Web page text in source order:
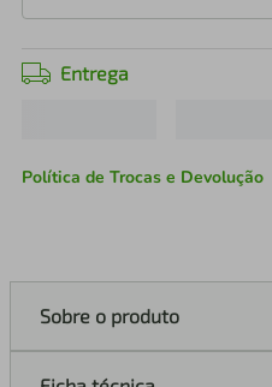
Entrega
Política de Trocas e Devolução
Sobre o produto